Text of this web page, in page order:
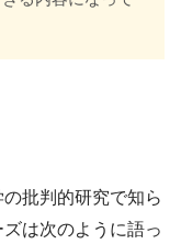
批判的研究で知ら
は次のように語っ